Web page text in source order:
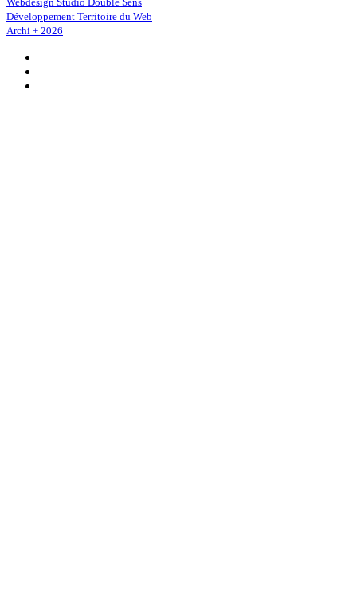
Développement Territoire du Web
Archi + 2026